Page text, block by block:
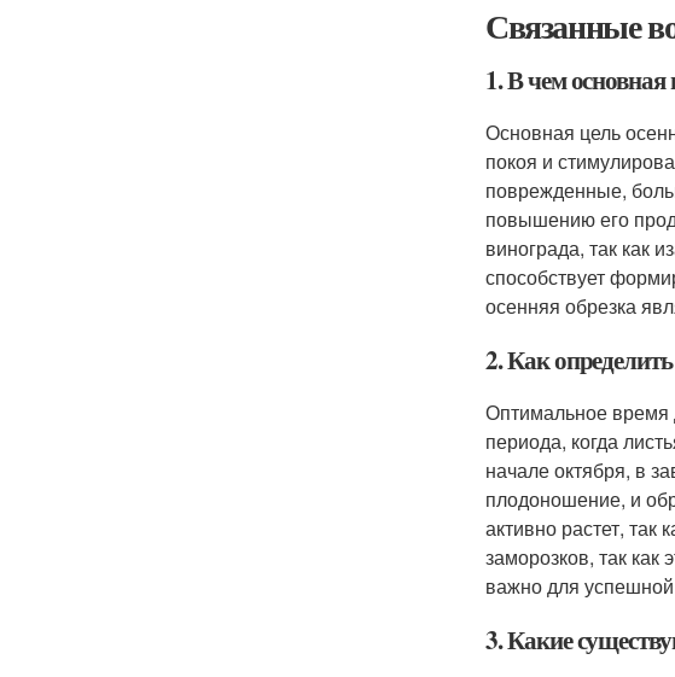
Связанные
1. В чем основная
Основная цель
покоя и
поврежденные,
повышению его
винограда, так как
способствует
осенняя обрезка
2. Как
Оптимальное время
периода, когда
начале октября, в
плодоношение, и
активно растет, так
заморозков, так
важно для успешной
3. Какие